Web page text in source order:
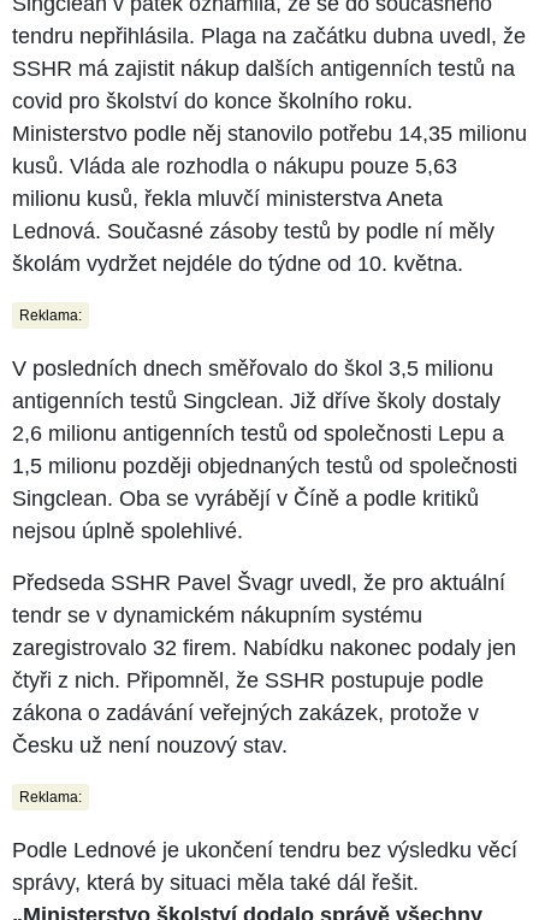
tendru nepřihlásila. Plaga na začátku dubna uvedl, že
SSHR má zajistit nákup dalších antigenních testů na
covid pro školství do konce školního roku.
Ministerstvo podle něj stanovilo potřebu 14,35 milionu
kusů. Vláda ale rozhodla o nákupu pouze 5,63
milionu kusů, řekla mluvčí ministerstva Aneta
Lednová. Současné zásoby testů by podle ní měly
školám vydržet nejdéle do týdne od 10. května.
Reklama:
V posledních dnech směřovalo do škol 3,5 milionu
antigenních testů Singclean. Již dříve školy dostaly
2,6 milionu antigenních testů od společnosti Lepu a
1,5 milionu později objednaných testů od společnosti
Singclean. Oba se vyrábějí v Číně a podle kritiků
nejsou úplně spolehlivé.
Předseda SSHR Pavel Švagr uvedl, že pro aktuální
tendr se v dynamickém nákupním systému
zaregistrovalo 32 firem. Nabídku nakonec podaly jen
čtyři z nich. Připomněl, že SSHR postupuje podle
zákona o zadávání veřejných zakázek, protože v
Česku už není nouzový stav.
Reklama:
Podle Lednové je ukončení tendru bez výsledku věcí
správy, která by situaci měla také dál řešit.
„Ministerstvo školství dodalo správě všechny